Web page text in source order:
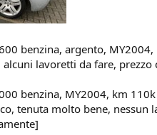
benzina, argento,
lavoretti da fare, prezzo
benzina, MY2004, km
tenuta molto bene, nessun